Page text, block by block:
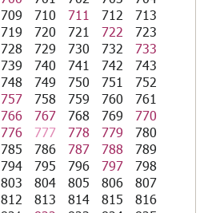
709 710 711 712
713
719 720 721 722
723
728 729 730 732
733
739 740 741 742
743
748 749 750 751
752
757 758 759 760
761
766 767 768 769
770
776 777 778 779
780
785 786 787 788
789
794 795 796 797
798
803 804 805 806
807
812 813 814 815
816